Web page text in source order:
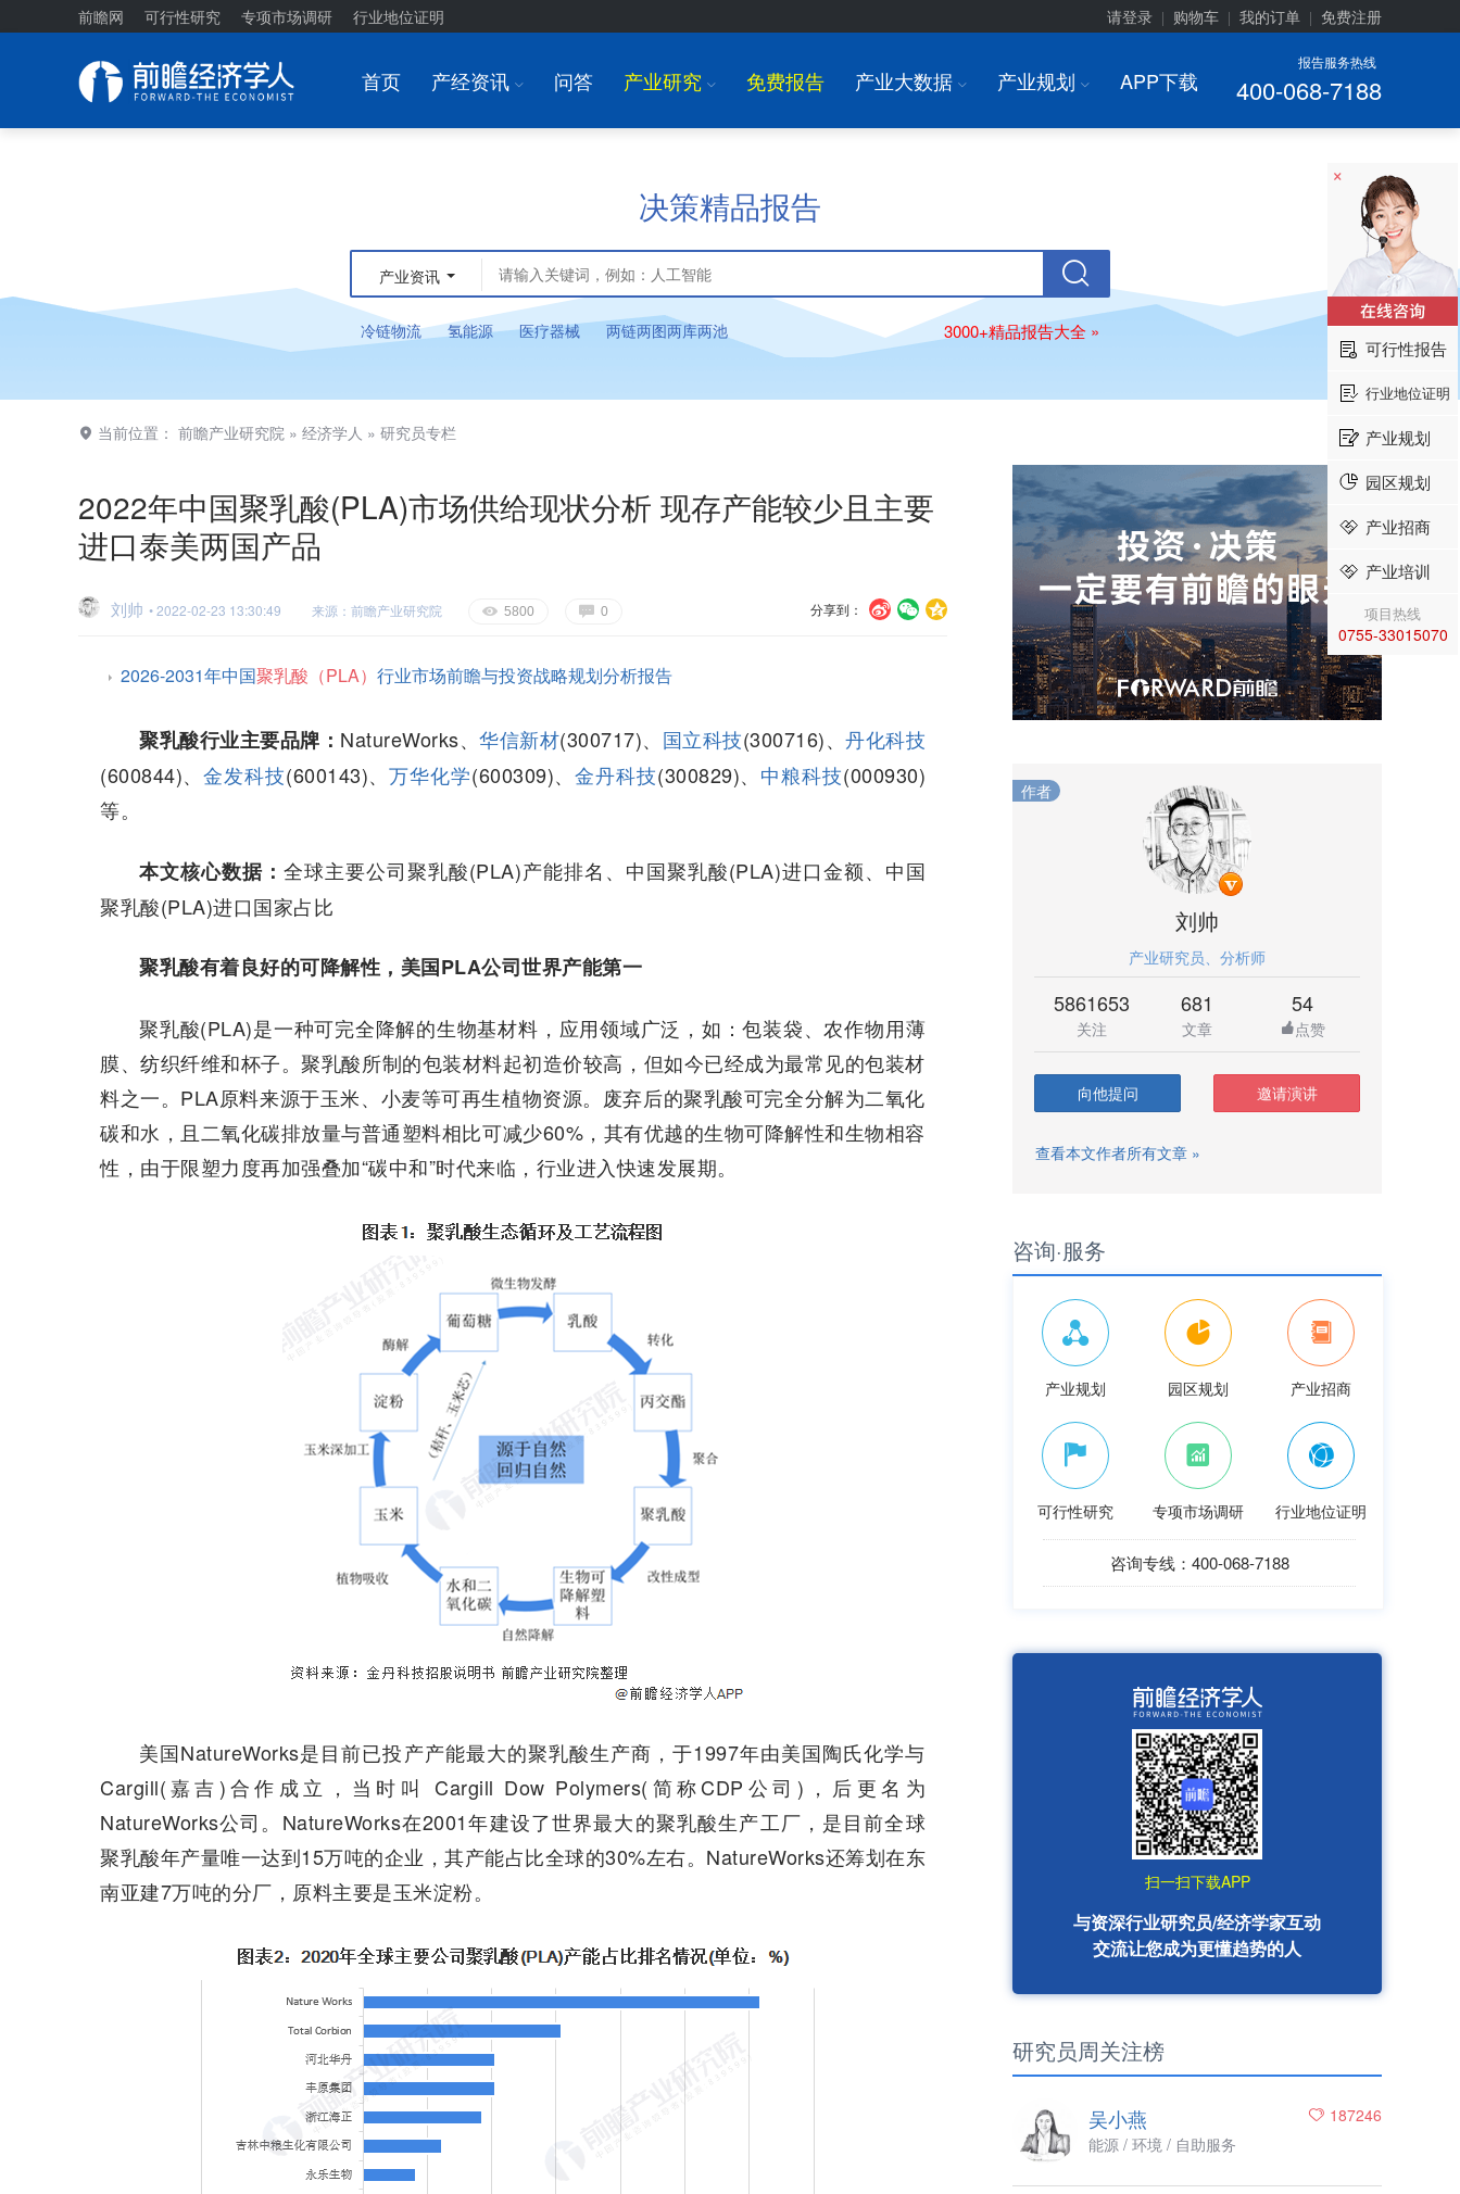
前瞻网 可行性研究 专项市场调研 行业地位证明 请登录 购物车 我的订单 免费注册
报告服务热线
400-068-7188
首页 产经资讯 I 问答 产业研究 I 免费报告 产业大数据 I 产业规划 I APP下载
决策精品报告
产业资讯
冷链物流 氢能源 医疗器械 两链两图两库两池 3000+精品报告大全 »
当前位置： 前瞻产业研究院 » 经济学人 » 研究员专栏
2022年中国聚乳酸(PLA)市场供给现状分析 现存产能较少且主要
进口泰美两国产品
U V c
分享到：
刘帅 • 2022-02-23 13:30:49 来源：前瞻产业研究院 E 5800 G 0
2026-2031年中国聚乳酸（PLA） 行业市场前瞻与投资战略规划分析报告
聚乳酸行业主要品牌： NatureWorks、 华信新材(300717)、 国立科技(300716)、 丹化科技
(600844)、金发科技(600143)、万华化学(600309)、金丹科技(300829)、 中粮科技(000930)
等。
本文核心数据： 全球主要公司聚乳酸(PLA)产能排名、中国聚乳酸(PLA)进口金额、中国
聚乳酸(PLA)进口国家占比
聚乳酸有着良好的可降解性，美国PLA公司世界产能第一
聚乳酸(PLA)是一种可完全降解的生物基材料，应用领域广泛，如：包装袋、农作物用薄
膜、纺织纤维和杯子。聚乳酸所制的包装材料起初造价较高，但如今已经成为最常见的包装材
料之一。PLA原料来源于玉米、小麦等可再生植物资源。废弃后的聚乳酸可完全分解为二氧化
碳和水，且二氧化碳排放量与普通塑料相比可减少60%，其有优越的生物可降解性和生物相容
性，由于限塑力度再加强叠加“碳中和”时代来临，行业进入快速发展期。
美国NatureWorks是目前已投产产能最大的聚乳酸生产商，于1997年由美国陶氏化学与
Cargill(嘉吉)合作成立，当时叫 Cargill Dow Polymers(简称CDP公司)，后更名为
NatureWorks公司。NatureWorks在2001年建设了世界最大的聚乳酸生产工厂，是目前全球
聚乳酸年产量唯一达到15万吨的企业，其产能占比全球的30%左右。NatureWorks还筹划在东
南亚建7万吨的分厂，原料主要是玉米淀粉。
作者
刘帅
产业研究员、分析师
5861653
关注
681
文章
54
点赞
向他提问 邀请演讲
查看本文作者所有文章 »
咨询·服务
产业规划 园区规划 产业招商
可行性研究 专项市场调研 行业地位证明
咨询专线：400-068-7188
扫一扫下载APP
与资深行业研究员/经济学家互动
交流让您成为更懂趋势的人
研究员周关注榜
187246
吴小燕
能源 / 环境 / 自助服务
×
可行性报告
行业地位证明
产业规划
园区规划
产业招商
产业培训
项目热线
0755-33015070